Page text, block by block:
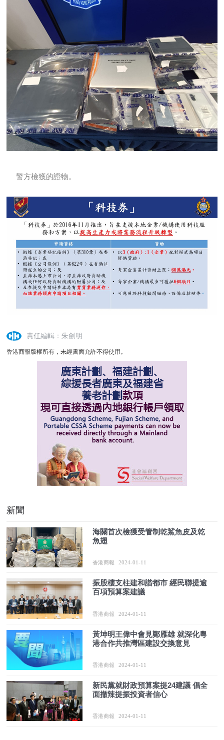
警方檢獲的證物。
責任編輯：朱劍明
香港商報版權所有，未經書面允許不得使用。
新聞
海關首次檢獲受管制乾鯊魚皮及乾
魚翅
香港商報 2024-01-11
振股樓支柱建和諧都市 經民聯提逾
百項預算案建議
香港商報 2024-01-11
黃坤明王偉中會見鄭雁雄 就深化粵
港合作共推灣區建設交換意見
香港商報 2024-01-11
新民黨就財政預算案提24建議 倡全
面撤辣提振投資者信心
香港商報 2024-01-11